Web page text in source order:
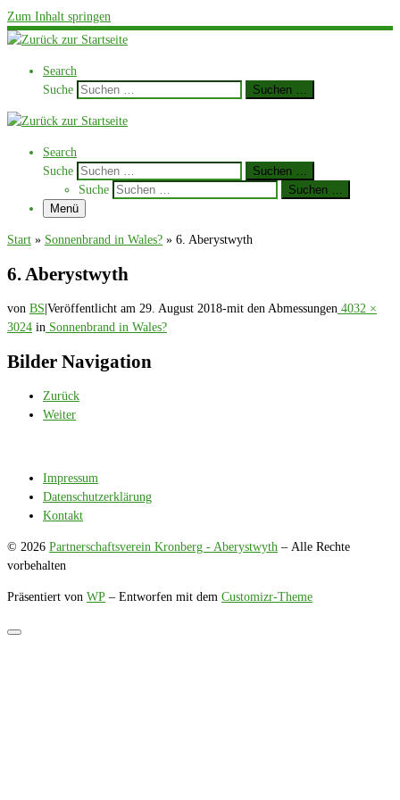
Zum Inhalt springen
Search
Suche
Suchen …
Search
Suche
Suchen …
Suche
Suchen …
Menü
Start » Sonnenbrand in Wales? » 6. Aberystwyth
6. Aberystwyth
von BS|Veröffentlicht am 29. August 2018-mit den Abmessungen 4032 ×
3024 in Sonnenbrand in Wales?
Bilder Navigation
Zurück
Weiter
Impressum
Datenschutzerklärung
Kontakt
© 2026 Partnerschaftsverein Kronberg - Aberystwyth – Alle Rechte
vorbehalten
Präsentiert von WP – Entworfen mit dem Customizr-Theme